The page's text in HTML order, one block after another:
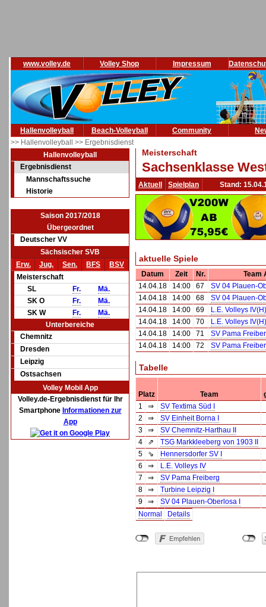
www.volley.de Volley Shop Impressum
Hallenvolleyball Beach-Volleyball Community
>> Hallenvolleyball >> Ergebnisdienst
Hallenvolleyball
Ergebnisdienst
Mannschaftssuche
Historie
Saison 2017/2018
Übergeordnet
Deutscher VV
Sächsischer SVB
Erw.
Jug. Sen. BFS
BSV
Meisterschaft
SL
Fr.
Mä.
SK O
Fr.
Mä.
SK W
Fr.
Mä.
Unterbereiche
Chemnitz
Dresden
Leipzig
Ostsachsen
Volley Mobil App
Volley.de-Ergebnisdienst für Ihr
Smartphone Informationen zur
App
Meisterschaft
Sachsenklasse
Aktuell Spielplan Stand:
aktuelle Spiele
Datum Zeit Nr.
Team
14.04.18
14:00 67
SV 04 Plauen-
14.04.18
14:00 68
SV 04 Plauen-
14.04.18
14:00 69
L.E. Volleys IV(H)
14.04.18
14:00 70
L.E. Volleys IV(H)
14.04.18
14:00 71
SV Pama
14.04.18
14:00 72 SV Pama
Tabelle
Platz Team
1
⇒
SV Textima Süd I
2
⇒
SV Einheit Borna I
3
⇒
SV Chemnitz-Harthau II
4
⇗
TSG Markkleeberg von 1903 II
5
⇘
Hennersdorfer SV I
6
⇒
L.E. Volleys IV
7
⇒
SV Pama Freiberg
8
⇒
Turbine Leipzig I
9
⇒
SV 04 Plauen-Oberlosa I
Normal
Details